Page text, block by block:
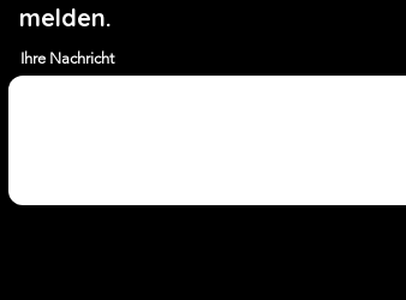
melden.
Ihre Nachricht